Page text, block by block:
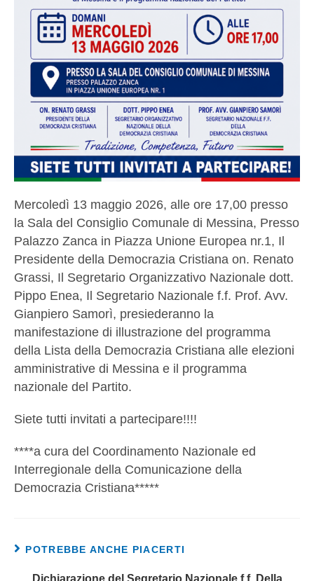
Mercoledì 13 maggio 2026, alle ore 17,00 presso
la Sala del Consiglio Comunale di Messina, Presso
Palazzo Zanca in Piazza Unione Europea nr.1, Il
Presidente della Democrazia Cristiana on. Renato
Grassi, Il Segretario Organizzativo Nazionale dott.
Pippo Enea, Il Segretario Nazionale f.f. Prof. Avv.
Gianpiero Samorì, presiederanno la
manifestazione di illustrazione del programma
della Lista della Democrazia Cristiana alle elezioni
amministrative di Messina e il programma
nazionale del Partito.
Siete tutti invitati a partecipare!!!!
****a cura del Coordinamento Nazionale ed
Interregionale della Comunicazione della
Democrazia Cristiana*****
POTREBBE ANCHE PIACERTI
Dichiarazione del Segretario Nazionale f.f. Della